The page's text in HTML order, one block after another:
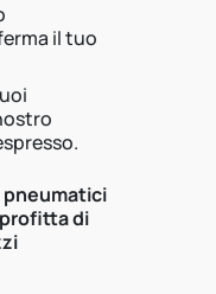
il tuo
pneumatici
di